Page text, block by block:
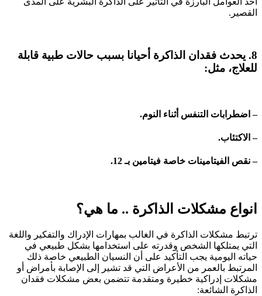
القصير.
8. يحدث فقدان الذاكرة أحيانا بسبب حالات طبية قابلة
للعلاج، مثل:
– اضطرابات التنفس أثناء النوم.
– الاكتئاب.
– نقص الفيتامينات خاصة فيتامين بـ 12.
انواع مشكلات الذاكرة .. ما هي؟
ترتبط مشكلات الذاكرة في الغالب بمهارات الإدراك والتفكير واللغة
التي يمتلكها الشخص وقدرته على استخدامها بشكل طبيعي في
حياته اليومية يجب التأكيد على أن النسيان الطبيعي خاصة ذلك
المرتبط بالعمر من الأعراض التي قد تشير إلى الإصابة بأمراض أو
مشكلات إدراكية خطيرة ومتقدمة تتضمن بعض مشكلات فقدان
الذاكرة الشائعة: